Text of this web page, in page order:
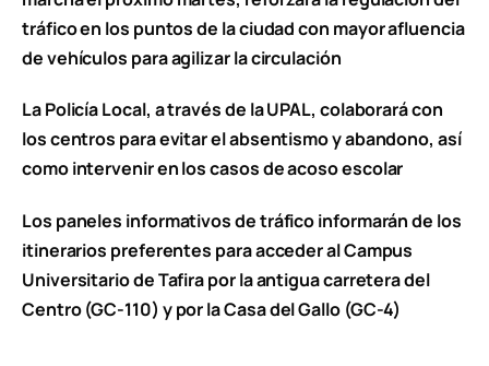
tráfico en los puntos de la ciudad con mayor afluencia
de vehículos para agilizar la circulación
La Policía Local, a través de la UPAL, colaborará con
los centros para evitar el absentismo y abandono, así
como intervenir en los casos de acoso escolar
Los paneles informativos de tráfico informarán de los
itinerarios preferentes para acceder al Campus
Universitario de Tafira por la antigua carretera del
Centro (GC-110) y por la Casa del Gallo (GC-4)